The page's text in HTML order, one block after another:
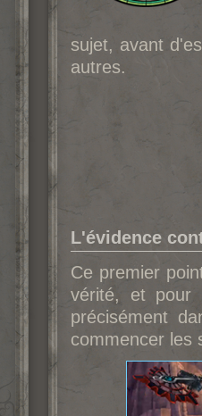
sujet, avant
autres.
L'évidence
Ce premier
vérité, et pour
précisément
commencer les